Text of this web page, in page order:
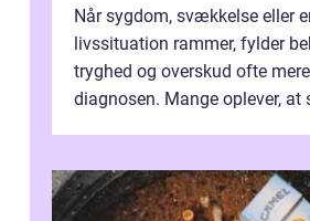
Når sygdom, svækkelse eller
livssituation rammer, fylder
tryghed og overskud ofte
diagnosen. Mange oplever, at